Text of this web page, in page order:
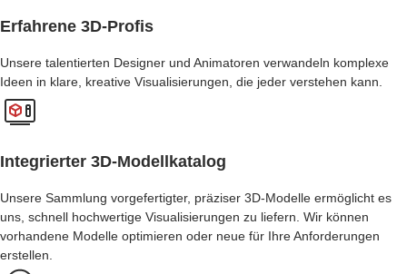
Erfahrene 3D-Profis
Unsere talentierten Designer und Animatoren verwandeln komplexe
Ideen in klare, kreative Visualisierungen, die jeder verstehen kann.
Integrierter 3D-Modellkatalog
Unsere Sammlung vorgefertigter, präziser 3D-Modelle ermöglicht es
uns, schnell hochwertige Visualisierungen zu liefern. Wir können
vorhandene Modelle optimieren oder neue für Ihre Anforderungen
erstellen.